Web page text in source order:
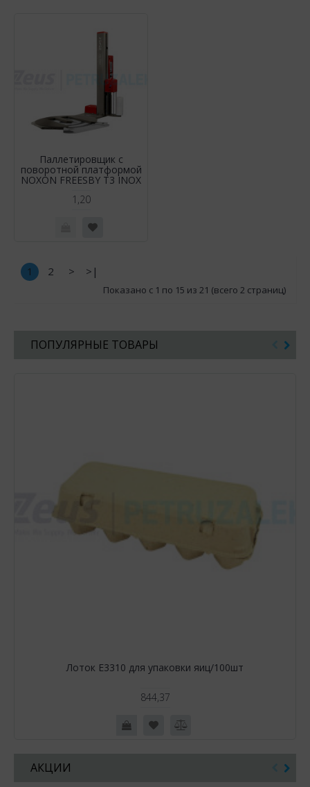
Паллетировщик с
поворотной платформой
NOXON FREESBY T3 INOX
1,20
1 2 > >|
Показано с 1 по 15 из 21 (всего 2 страниц)
ПОПУЛЯРНЫЕ ТОВАРЫ
Лоток Е3310 для упаковки яиц/100шт
844,37
АКЦИИ